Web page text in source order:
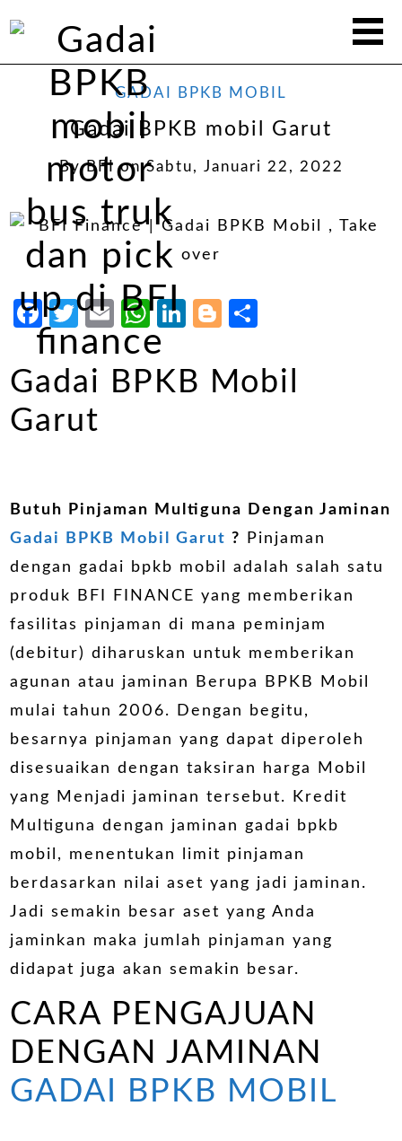
GADAI BPKB MOBIL
Gadai BPKB mobil Garut
ByBFI onSabtu, Januari 22, 2022
Facebook
Twitter
EmailWhatsApp
LinkedIn
Blogger
Gadai BPKB Mobil
Garut
Butuh Pinjaman Multiguna Dengan Jaminan
Gadai BPKB Mobil Garut ?
Pinjaman
dengan gadai bpkb mobil adalah salah satu
produk BFI FINANCE yang memberikan
fasilitas pinjaman di mana peminjam
(debitur) diharuskan untuk memberikan
agunan atau jaminan Berupa BPKB Mobil
mulai tahun 2006. Dengan begitu,
besarnya pinjaman yang dapat diperoleh
disesuaikan dengan taksiran harga Mobil
yang Menjadi jaminan tersebut. Kredit
Multiguna dengan jaminan gadai bpkb
mobil, menentukan limit pinjaman
berdasarkan nilai aset yang jadi jaminan.
Jadi semakin besar aset yang Anda
jaminkan maka jumlah pinjaman yang
didapat juga akan semakin besar.
CARA PENGAJUAN
DENGAN JAMINAN
GADAI BPKB MOBIL